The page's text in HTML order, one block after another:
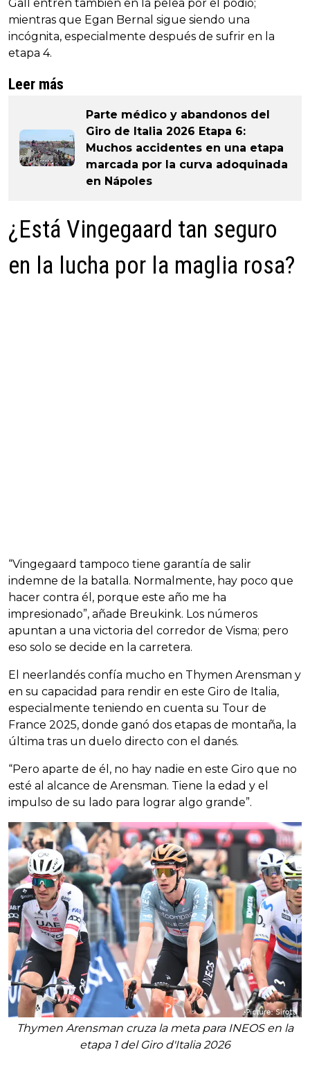
Gall entren también en la pelea por el podio;
mientras que Egan Bernal sigue siendo una
incógnita, especialmente después de sufrir en la
etapa 4.
Leer más
Parte médico y abandonos del
Giro de Italia 2026 Etapa 6:
Muchos accidentes en una etapa
marcada por la curva adoquinada
en Nápoles
¿Está Vingegaard tan seguro
en la lucha por la maglia rosa?
“Vingegaard tampoco tiene garantía de salir
indemne de la batalla. Normalmente, hay poco que
hacer contra él, porque este año me ha
impresionado”, añade Breukink. Los números
apuntan a una victoria del corredor de Visma; pero
eso solo se decide en la carretera.
El neerlandés confía mucho en Thymen Arensman y
en su capacidad para rendir en este Giro de Italia,
especialmente teniendo en cuenta su Tour de
France 2025, donde ganó dos etapas de montaña, la
última tras un duelo directo con el danés.
“Pero aparte de él, no hay nadie en este Giro que no
esté al alcance de Arensman. Tiene la edad y el
impulso de su lado para lograr algo grande”.
Thymen Arensman cruza la meta para INEOS en la
etapa 1 del Giro d'Italia 2026